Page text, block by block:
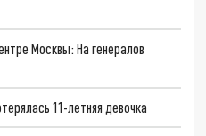
Москвы: На генералов
11-летняя девочка